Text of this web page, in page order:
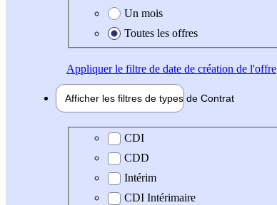
Un mois
Toutes les offres
Appliquerle filtre de date de création de l'offre
Afficher les filtres de types de Contrat
Type de contrat
CDI
CDD
Intérim
CDI Intérimaire